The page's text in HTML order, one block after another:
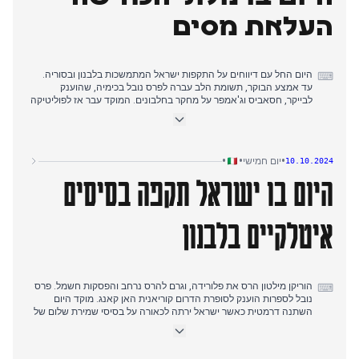
תקציב קרובים, כולל התאמות מס רכוש אפשריות למי שהשתמש
בבונוסים לבנייה.
העלאת מסים
⌨ היום החל עם דיווחים על התקפות ישראל המתמשכות בלבנון ובסוריה.
עד אמצע הבוקר, תשומת הלב עברה לפרס נובל בכימיה, שהוענק
לבייקר, חסאביס וג'אמפר על מחקר בחלבונים. המוקד עבר אז לפוליטיקה
תוכניות להעלאת מיסים, בסתירה להצהרות קודמות של שר האוצר
החדשות הבינלאומיות סיקרו את ביקורו הקרוב של הנשיא האוקראיני
זלנסקי ברומא ואצל האפיפיור, וכן את התקרבות הוריקן מילטון לפלורידה,
שתואר כפוטנציאל ל"סערת המאה".
10.10.2024
•יום חמישי•
•
היום בו ישראל תקפה בסיסים
איטלקיים בלבנון
⌨ הוריקן מילטון הרס את פלורידה, וגרם להרס נרחב והפסקות חשמל. פרס
נובל לספרות הוענק לסופרת הדרום קוריאנית האן קאנג. מוקד היום
השתנה דרמטית כאשר ישראל ירתה לכאורה על בסיסי שמירת שלום של
כאשר שר ההגנה האיטלקי קרוסטו כינה אותה "בלתי מקובלת" ואולי אף